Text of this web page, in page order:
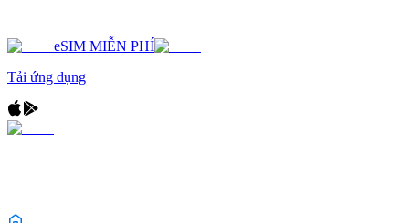
eSIM MIỄN PHÍ
Tải ứng dụng